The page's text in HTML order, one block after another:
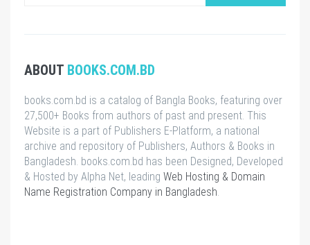
ABOUT BOOKS.COM.BD
books.com.bd is a catalog of Bangla Books, featuring over
27,500+ Books from authors of past and present. This
Website is a part of Publishers E-Platform, a national
archive and repository of Publishers, Authors & Books in
Bangladesh. books.com.bd has been Designed, Developed
& Hosted by Alpha Net, leading Web Hosting & Domain
Name Registration Company in Bangladesh